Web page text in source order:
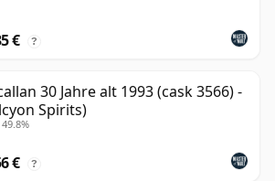
€ ?
30 Jahre alt 1993 (cask 3566) -
Spirits)
€ ?